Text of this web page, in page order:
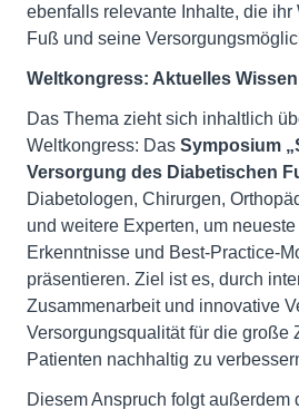
ebenfalls relevante Inhalte, die ihr
Fuß und seine
Weltkongress: Aktuelles
Das Thema zieht sich inhaltlich
Weltkongress: Das Symposium
Versorgung des Diabetischen
Diabetologen, Chirurgen,
und weitere Experten, um
Erkenntnisse und Best-Practice-
präsentieren. Ziel ist es, durch
Zusammenarbeit und innovative
Versorgungsqualität für die große
Patienten nachhaltig zu
Diesem Anspruch folgt außerdem